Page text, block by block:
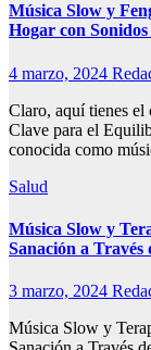
Música Slow y
Hogar con
4 marzo, 2024
Claro, aquí tienes
Clave para el
conocida como
Salud
Música Slow y
Sanación a
3 marzo, 2024
Música Slow y